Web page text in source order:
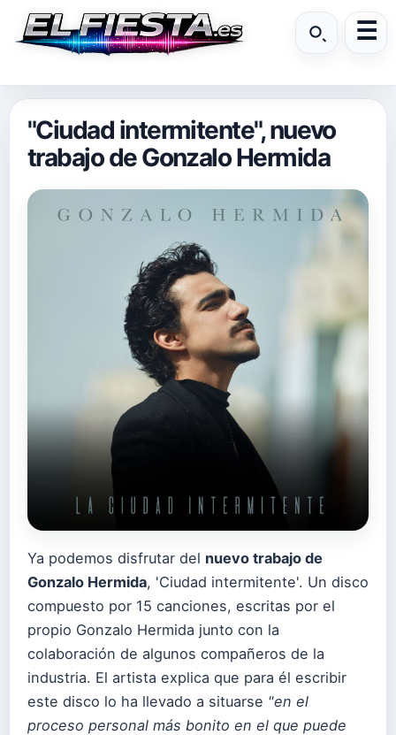
"Ciudad intermitente", nuevo
trabajo de Gonzalo Hermida
Ya podemos disfrutar del nuevo trabajo de
Gonzalo Hermida, 'Ciudad intermitente'. Un disco
compuesto por 15 canciones, escritas por el
propio Gonzalo Hermida junto con la
colaboración de algunos compañeros de la
industria. El artista explica que para él escribir
este disco lo ha llevado a situarse "en el
proceso personal más bonito en el que puede